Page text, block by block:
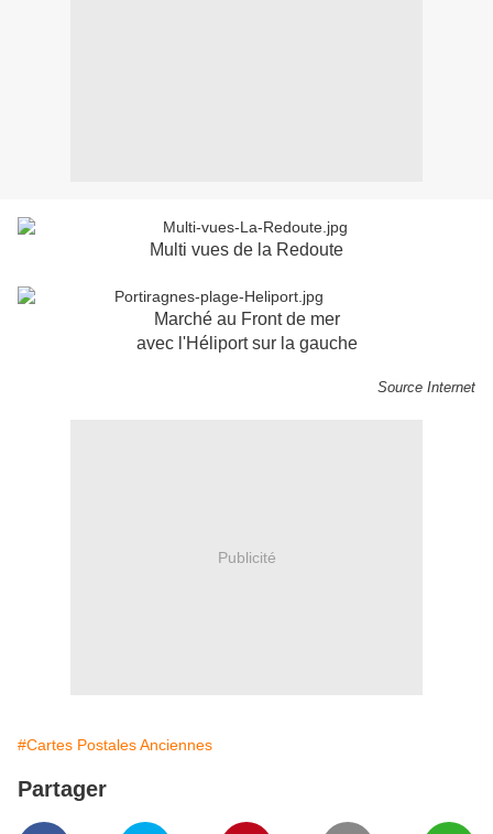
Multi vues de la Redoute
Marché au Front de mer
avec l'Héliport sur la gauche
Source Internet
Publicité
#Cartes Postales Anciennes
Partager